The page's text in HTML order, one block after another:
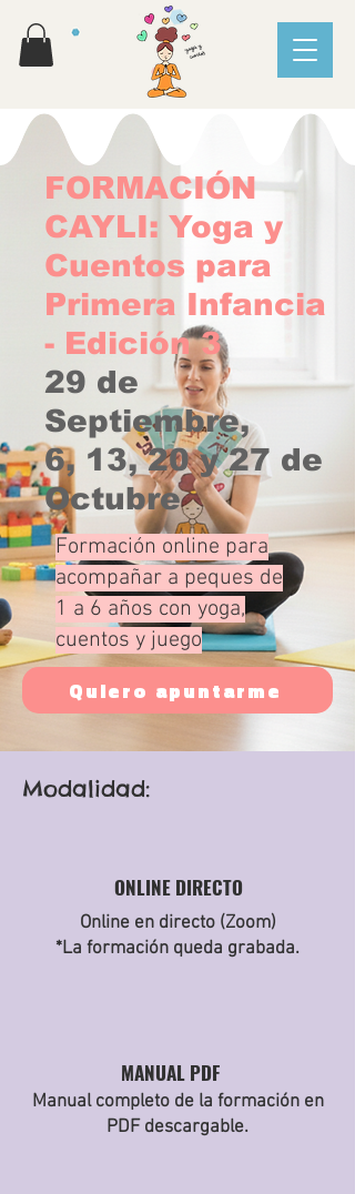
FORMACIÓN
CAYLI: Yoga y
Cuentos para
Primera Infancia
- Edición 3
29 de
Septiembre,
6, 13, 20 y 27 de
Octubre
Formación online para
acompañar a peques de
1 a 6 años con yoga,
cuentos y juego
Quiero apuntarme
Modalidad:
ONLINE DIRECTO
Online en directo (Zoom)
*La formación queda grabada.
MANUAL PDF
Manual completo de la formación en
PDF descargable.